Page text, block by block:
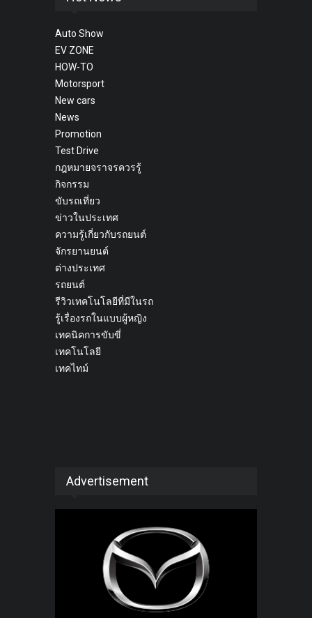
Auto Show
EV ZONE
HOW-TO
Motorsport
New cars
News
Promotion
Test Drive
กฎหมายจราจรควรรู้
กิจกรรม
ขับรถเที่ยว
ข่าวในประเทศ
ความรู้เกี่ยวกับรถยนต์
จักรยานยนต์
ต่างประเทศ
รถยนต์
รีวิวเทคโนโลยีที่มีในรถ
รู้เรื่องรถในแบบผู้หญิง
เทคนิคการขับขี่
เทคโนโลยี
เทคไทม์
Advertisement